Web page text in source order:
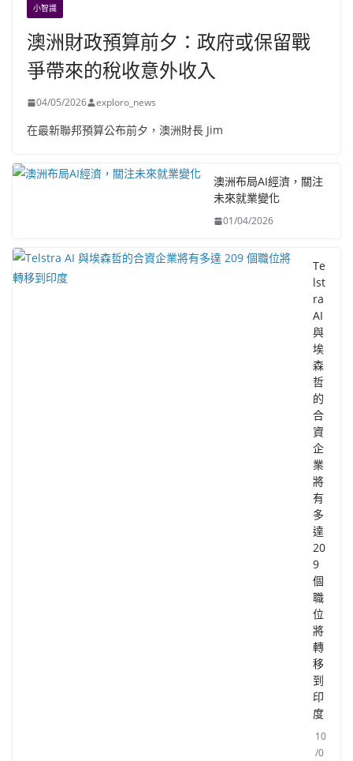
小智識
澳洲財政預算前夕：政府或保留戰
爭帶來的稅收意外收入
04/05/2026 exploro_news
在最新聯邦預算公布前夕，澳洲財長 Jim
澳洲布局AI經濟，關注
未來就業變化
01/04/2026
Te
lst
ra
AI
與
埃
森
哲
的
合
資
企
業
將
有
多
達
20
9
個
職
位
將
轉
移
到
印
度
10
/0